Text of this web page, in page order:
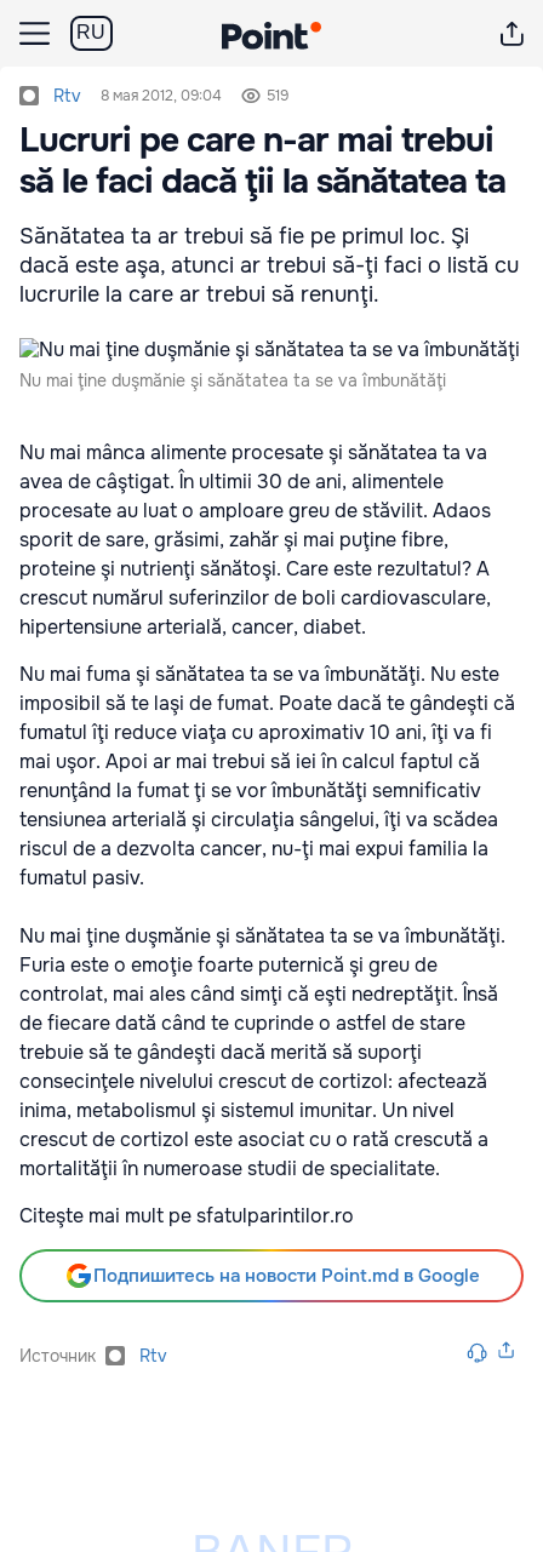
RU
Rtv 8 мая 2012, 09:04 519
Lucruri pe care n-ar mai trebui
să le faci dacă ţii la sănătatea ta
Sănătatea ta ar trebui să fie pe primul loc. Şi
dacă este aşa, atunci ar trebui să-ţi faci o listă cu
lucrurile la care ar trebui să renunţi.
Nu mai ţine duşmănie şi sănătatea ta se va îmbunătăţi
Nu mai mânca alimente procesate şi sănătatea ta va
avea de câştigat. În ultimii 30 de ani, alimentele
procesate au luat o amploare greu de stăvilit. Adaos
sporit de sare, grăsimi, zahăr şi mai puţine fibre,
proteine şi nutrienţi sănătoşi. Care este rezultatul? A
crescut numărul suferinzilor de boli cardiovasculare,
hipertensiune arterială, cancer, diabet.
Nu mai fuma şi sănătatea ta se va îmbunătăţi. Nu este
imposibil să te laşi de fumat. Poate dacă te gândeşti că
fumatul îţi reduce viaţa cu aproximativ 10 ani, îţi va fi
mai uşor. Apoi ar mai trebui să iei în calcul faptul că
renunţând la fumat ţi se vor îmbunătăţi semnificativ
tensiunea arterială şi circulaţia sângelui, îţi va scădea
riscul de a dezvolta cancer, nu-ţi mai expui familia la
fumatul pasiv.
Nu mai ţine duşmănie şi sănătatea ta se va îmbunătăţi.
Furia este o emoţie foarte puternică şi greu de
controlat, mai ales când simţi că eşti nedreptăţit. Însă
de fiecare dată când te cuprinde o astfel de stare
trebuie să te gândeşti dacă merită să suporţi
consecinţele nivelului crescut de cortizol: afectează
inima, metabolismul şi sistemul imunitar. Un nivel
crescut de cortizol este asociat cu o rată crescută a
mortalităţii în numeroase studii de specialitate.
Citeşte mai mult pe sfatulparintilor.ro
Подпишитесь на новости Point.md в Google
Источник Rtv